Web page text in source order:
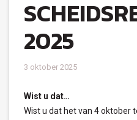
2025
3 oktober 2025
Wist u dat…
Wist u dat het van 4 oktober